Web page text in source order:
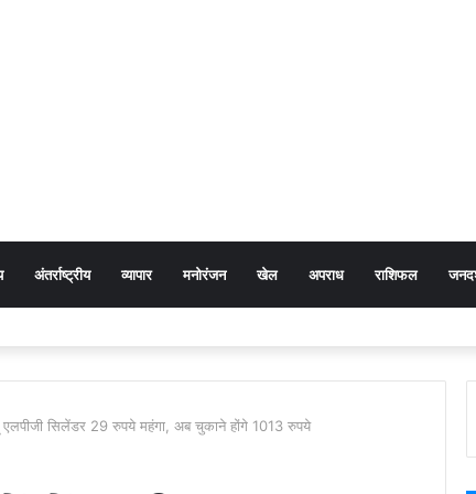
अंतर्राष्ट्रीय व्यापार मनोरंजन खेल अपराध राशिफल
है दालचीनी, नींबू के छिलके और तेजपत्ते संग यूं करें इस्तेमाल, महक जाएगा पूरा घर
सिलेंडर 29 रुपये महंगा, अब चुकाने होंगे 1013 रुपये